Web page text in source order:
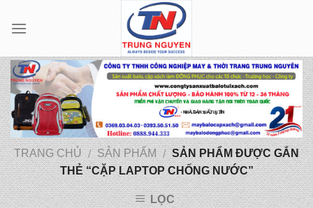
TRANG CHỦ / SẢN PHẨM / SẢN PHẨM ĐƯỢC GẮN
THẺ “CẶP LAPTOP CHỐNG NƯỚC”
LỌC